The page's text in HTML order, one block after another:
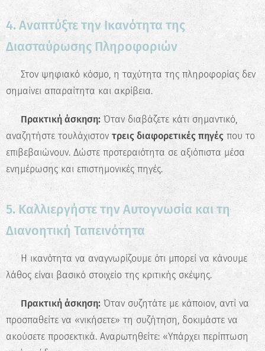
Κάνε το Δωρεάν Τεστ
Επαγγελματικού
Προσανατολισμού!
Ανακάλυψε τις πραγματικές σου
δυνατότητες και σχεδίασε την ιδανική
Ξεκίνα τώρα
4. Αναπτύξτε την Ικανότητα της
Διασταύρωσης Πληροφοριών
🌐 Στον ψηφιακό κόσμο, η ταχύτητα της πληροφορίας δεν
σημαίνει απαραίτητα και ακρίβεια.
Πρακτική άσκηση: Όταν διαβάζετε κάτι σημαντικό,
αναζητήστε τουλάχιστον τρεις διαφορετικές πηγές που το
επιβεβαιώνουν. Δώστε προτεραιότητα σε αξιόπιστα μέσα
ενημέρωσης και επιστημονικές πηγές.
5. Καλλιεργήστε την Αυτογνωσία και τη
Διανοητική Ταπεινότητα
🧠 Η ικανότητα να αναγνωρίζουμε ότι μπορεί να κάνουμε
λάθος είναι βασικό στοιχείο της κριτικής σκέψης.
Πρακτική άσκηση: Όταν συζητάτε με κάποιον, αντί να
προσπαθείτε να «νικήσετε» τη συζήτηση, δοκιμάστε να
ακούσετε προσεκτικά. Αναρωτηθείτε: «Υπάρχει περίπτωση